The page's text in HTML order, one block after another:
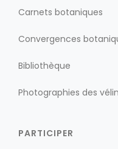
Carnets botaniques
Convergences
Bibliothèque
Photographies des
PARTICIPER